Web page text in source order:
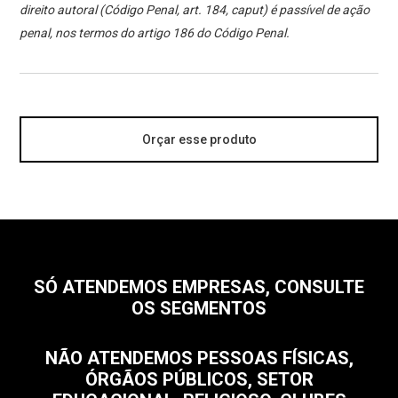
direito autoral (Código Penal, art. 184, caput) é passível de ação
penal, nos termos do artigo 186 do Código Penal.
Orçar esse produto
SÓ ATENDEMOS EMPRESAS, CONSULTE
OS SEGMENTOS
NÃO ATENDEMOS PESSOAS FÍSICAS,
ÓRGÃOS PÚBLICOS, SETOR